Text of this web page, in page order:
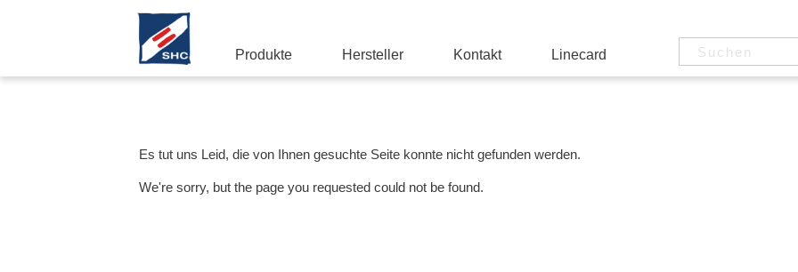
Produkte Hersteller Kontakt Linecard
Es tut uns Leid, die von Ihnen gesuchte Seite konnte nicht gefunden werden.
We're sorry, but the page you requested could not be found.